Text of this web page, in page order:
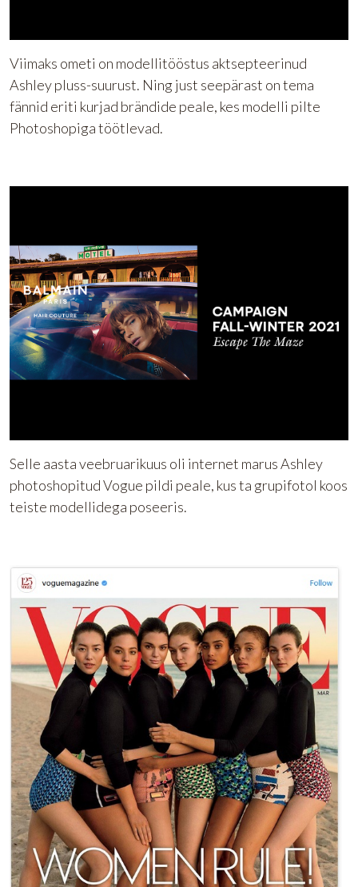
Viimaks ometi on modellitööstus aktsepteerinud
Ashley pluss-suurust. Ning just seepärast on tema
fännid eriti kurjad brändide peale, kes modelli pilte
Photoshopiga töötlevad.
Selle aasta veebruarikuus oli internet marus Ashley
photoshopitud Vogue pildi peale, kus ta grupifotol koos
teiste modellidega poseeris.